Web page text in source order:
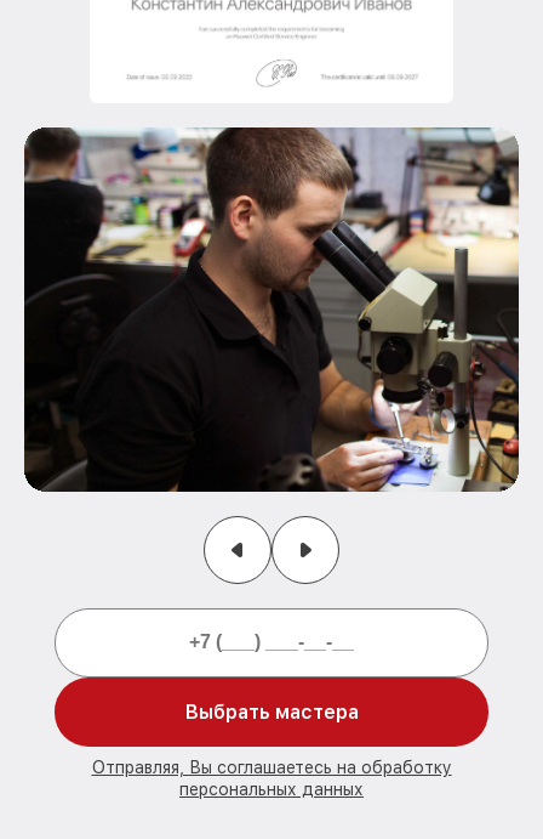
Выбрать мастера
Отправляя, Вы соглашаетесь на обработку
персональных данных